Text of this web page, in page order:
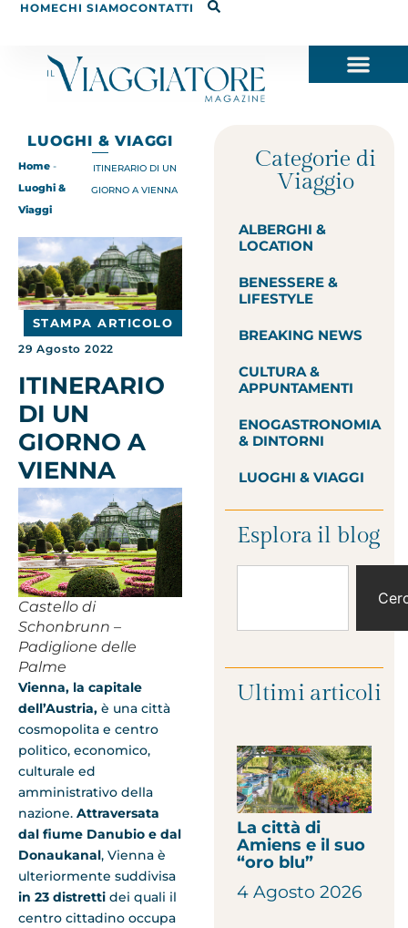
HOMECHI SIAMOCONTATTI
LUOGHI & VIAGGI
Home -
Luoghi &
Viaggi
ITINERARIO DI UN
GIORNO A VIENNA
STAMPA ARTICOLO
29 Agosto 2022
ITINERARIO
DI UN
GIORNO A
VIENNA
Castello di
Schonbrunn –
Padiglione delle
Palme
Vienna, la capitale
dell’Austria, è una città
cosmopolita e centro
politico, economico,
culturale ed
amministrativo della
nazione. Attraversata
dal fiume Danubio e dal
Donaukanal, Vienna è
ulteriormente suddivisa
in 23 distretti dei quali il
centro cittadino occupa
Categorie di
Viaggio
ALBERGHI &
LOCATION
BENESSERE &
LIFESTYLE
BREAKING NEWS
CULTURA &
APPUNTAMENTI
ENOGASTRONOMIA
& DINTORNI
LUOGHI & VIAGGI
Esplora il blog
Ultimi articoli
La città di
Amiens e il suo
“oro blu”
4 Agosto 2026